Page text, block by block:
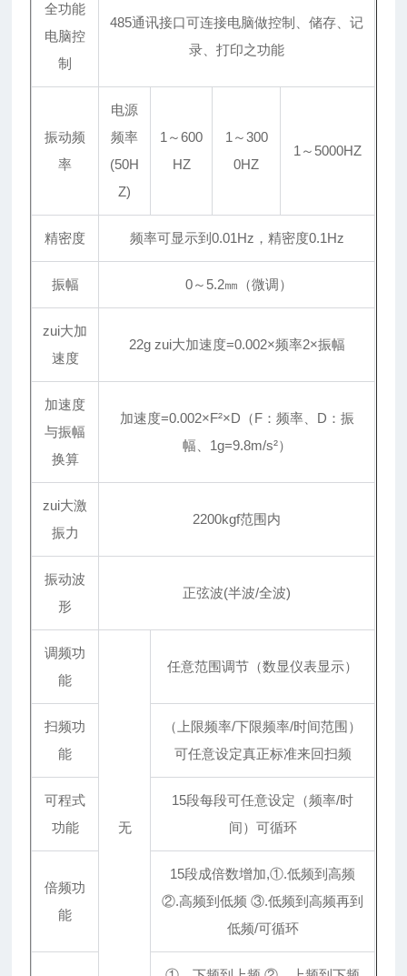
全功能
电脑控
制
485通讯接口可连接电脑做控制、储存、记
录、打印之功能
振动频
率
电源
频率
(50H
Z)
1～600
HZ
1～300
0HZ
1～5000HZ
精密度 频率可显示到0.01Hz，精密度0.1Hz
振幅 0～5.2㎜（微调）
zui大加
速度
22g zui大加速度=0.002×频率2×振幅
加速度
与振幅
换算
加速度=0.002×F²×D（F：频率、D：振
幅、1g=9.8m/s²）
zui大激
振力
2200kgf范围内
振动波
形
正弦波(半波/全波)
调频功
能
无
任意范围调节（数显仪表显示）
扫频功
能
（上限频率/下限频率/时间范围）
可任意设定真正标准来回扫频
可程式
功能
15段每段可任意设定（频率/时
间）可循环
倍频功
能
15段成倍数增加,①.低频到高频
②.高频到低频 ③.低频到高频再到
低频/可循环